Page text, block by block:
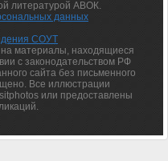
литературой АВОК.
данных
СОУТ
материалы, находящиеся
с законодательством РФ
сайта без письменного
Все иллюстрации
или предоставлены